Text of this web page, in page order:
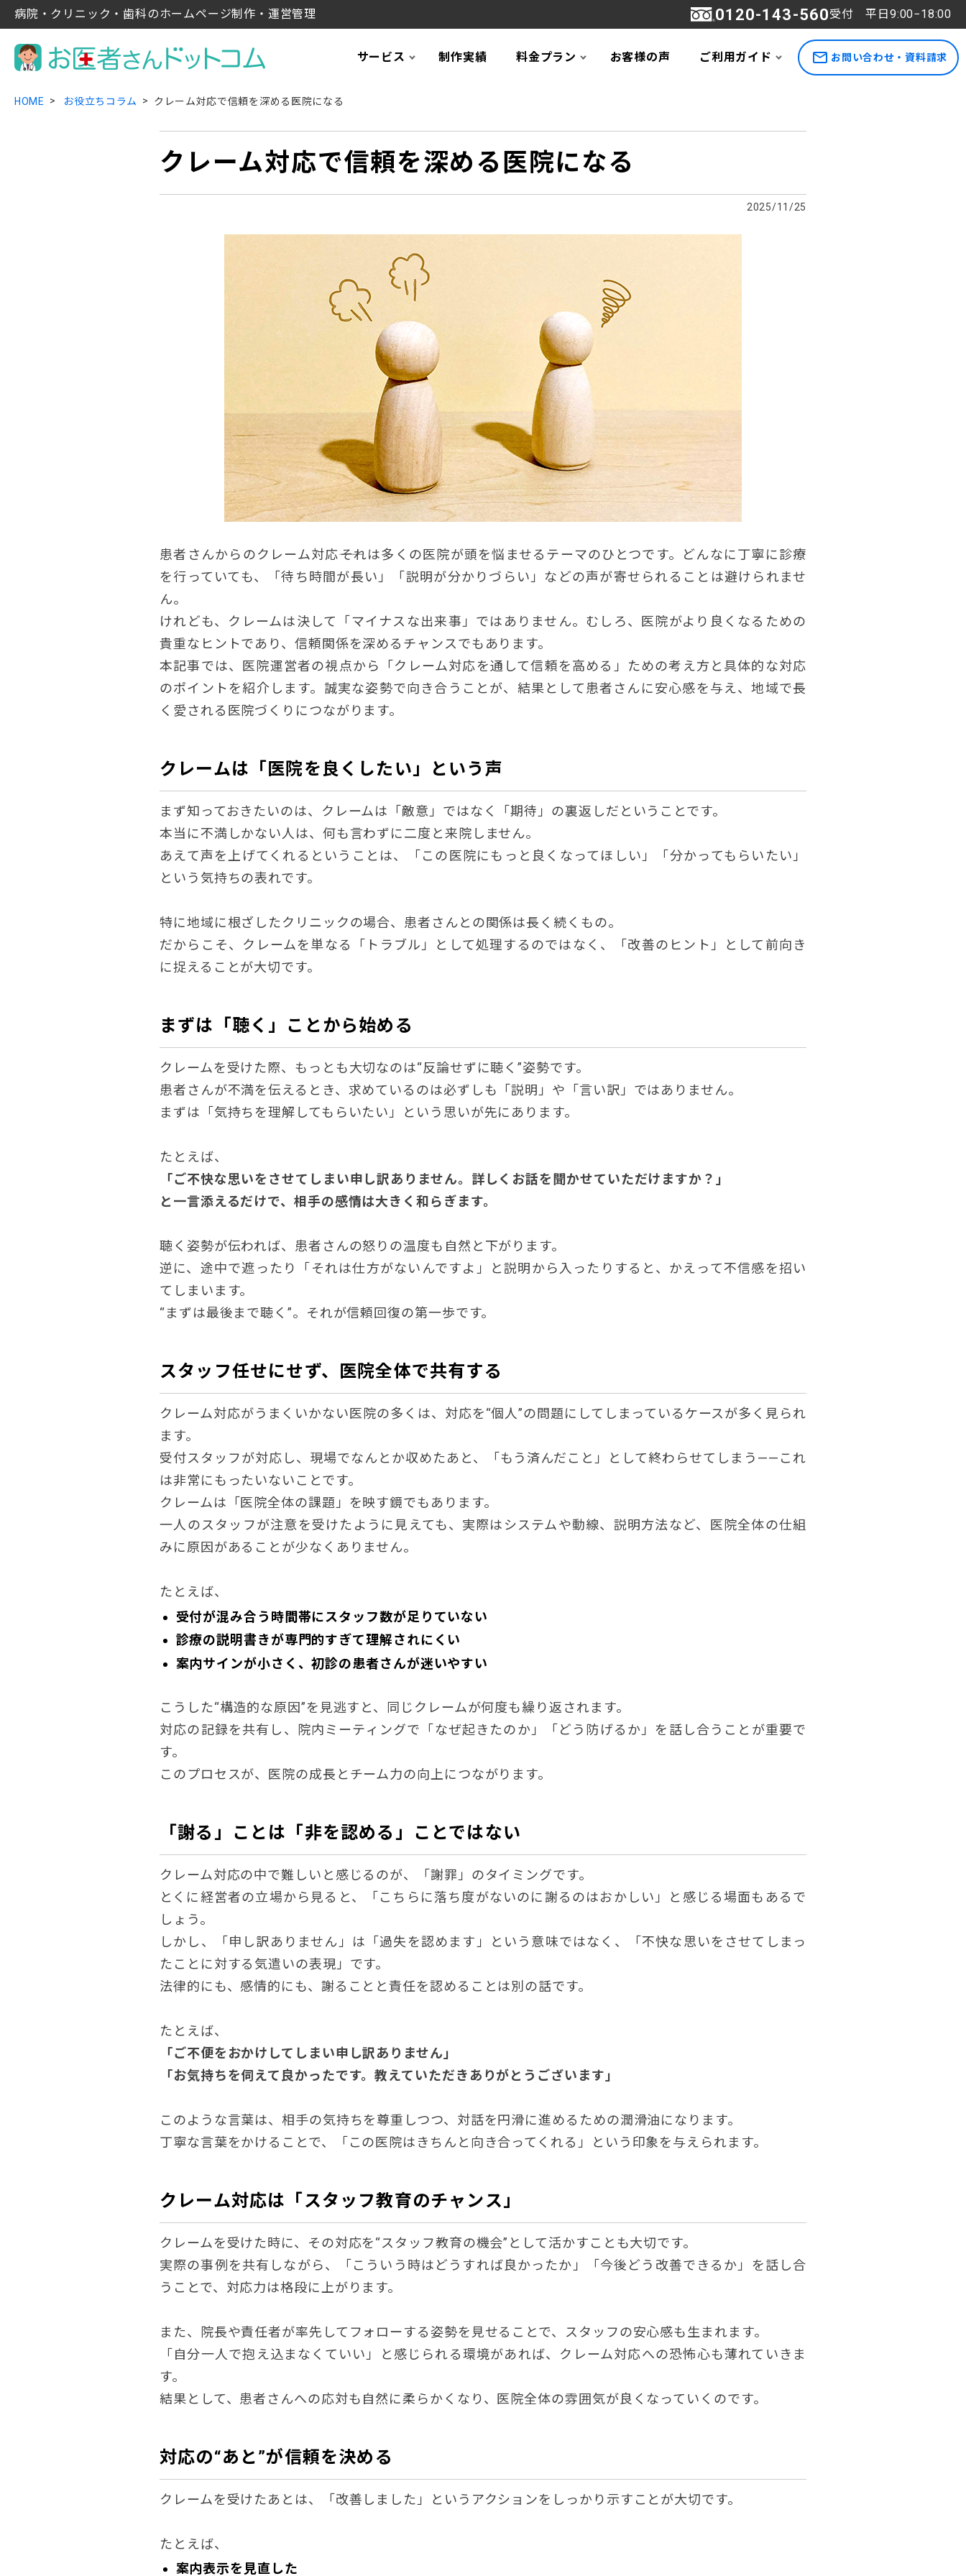
病院・クリニック・歯科のホームページ制作・運営管理 0120-143-560受付 平日9:00−18:00
サービス 制作実績 料金プラン お客様の声 ご利用ガイド お問い合わせ・資料請求
HOME お役立ちコラム クレーム対応で信頼を深める医院になる
クレーム対応で信頼を深める医院になる
2025/11/25
患者さんからのクレーム対応――それは多くの医院が頭を悩ませるテーマのひとつです。どんなに丁寧に診療
を行っていても、「待ち時間が長い」「説明が分かりづらい」などの声が寄せられることは避けられませ
ん。
けれども、クレームは決して「マイナスな出来事」ではありません。むしろ、医院がより良くなるための
貴重なヒントであり、信頼関係を深めるチャンスでもあります。
本記事では、医院運営者の視点から「クレーム対応を通して信頼を高める」ための考え方と具体的な対応
のポイントを紹介します。誠実な姿勢で向き合うことが、結果として患者さんに安心感を与え、地域で長
く愛される医院づくりにつながります。
クレームは「医院を良くしたい」という声
まず知っておきたいのは、クレームは「敵意」ではなく「期待」の裏返しだということです。
本当に不満しかない人は、何も言わずに二度と来院しません。
あえて声を上げてくれるということは、「この医院にもっと良くなってほしい」「分かってもらいたい」
という気持ちの表れです。
特に地域に根ざしたクリニックの場合、患者さんとの関係は長く続くもの。
だからこそ、クレームを単なる「トラブル」として処理するのではなく、「改善のヒント」として前向き
に捉えることが大切です。
まずは「聴く」ことから始める
クレームを受けた際、もっとも大切なのは“反論せずに聴く”姿勢です。
患者さんが不満を伝えるとき、求めているのは必ずしも「説明」や「言い訳」ではありません。
まずは「気持ちを理解してもらいたい」という思いが先にあります。
たとえば、
「ご不快な思いをさせてしまい申し訳ありません。詳しくお話を聞かせていただけますか？」
と一言添えるだけで、相手の感情は大きく和らぎます。
聴く姿勢が伝われば、患者さんの怒りの温度も自然と下がります。
逆に、途中で遮ったり「それは仕方がないんですよ」と説明から入ったりすると、かえって不信感を招い
てしまいます。
“まずは最後まで聴く”。それが信頼回復の第一歩です。
スタッフ任せにせず、医院全体で共有する
クレーム対応がうまくいかない医院の多くは、対応を“個人”の問題にしてしまっているケースが多く見られ
ます。
受付スタッフが対応し、現場でなんとか収めたあと、「もう済んだこと」として終わらせてしまう——これ
は非常にもったいないことです。
クレームは「医院全体の課題」を映す鏡でもあります。
一人のスタッフが注意を受けたように見えても、実際はシステムや動線、説明方法など、医院全体の仕組
みに原因があることが少なくありません。
たとえば、
受付が混み合う時間帯にスタッフ数が足りていない
診療の説明書きが専門的すぎて理解されにくい
案内サインが小さく、初診の患者さんが迷いやすい
こうした“構造的な原因”を見逃すと、同じクレームが何度も繰り返されます。
対応の記録を共有し、院内ミーティングで「なぜ起きたのか」「どう防げるか」を話し合うことが重要で
す。
このプロセスが、医院の成長とチーム力の向上につながります。
「謝る」ことは「非を認める」ことではない
クレーム対応の中で難しいと感じるのが、「謝罪」のタイミングです。
とくに経営者の立場から見ると、「こちらに落ち度がないのに謝るのはおかしい」と感じる場面もあるで
しょう。
しかし、「申し訳ありません」は「過失を認めます」という意味ではなく、「不快な思いをさせてしまっ
たことに対する気遣いの表現」です。
法律的にも、感情的にも、謝ることと責任を認めることは別の話です。
たとえば、
「ご不便をおかけしてしまい申し訳ありません」
「お気持ちを伺えて良かったです。教えていただきありがとうございます」
このような言葉は、相手の気持ちを尊重しつつ、対話を円滑に進めるための潤滑油になります。
丁寧な言葉をかけることで、「この医院はきちんと向き合ってくれる」という印象を与えられます。
クレーム対応は「スタッフ教育のチャンス」
クレームを受けた時に、その対応を“スタッフ教育の機会”として活かすことも大切です。
実際の事例を共有しながら、「こういう時はどうすれば良かったか」「今後どう改善できるか」を話し合
うことで、対応力は格段に上がります。
また、院長や責任者が率先してフォローする姿勢を見せることで、スタッフの安心感も生まれます。
「自分一人で抱え込まなくていい」と感じられる環境があれば、クレーム対応への恐怖心も薄れていきま
す。
結果として、患者さんへの応対も自然に柔らかくなり、医院全体の雰囲気が良くなっていくのです。
対応の“あと”が信頼を決める
クレームを受けたあとは、「改善しました」というアクションをしっかり示すことが大切です。
たとえば、
案内表示を見直した